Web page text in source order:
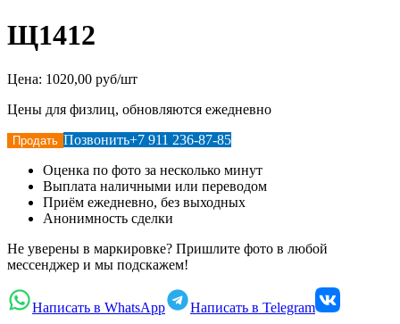
Щ1412
Цена: 1020,00 руб/шт
Цены для физлиц, обновляются ежедневно
Продать Позвонить+7 911 236-87-85
Оценка по фото за несколько минут
Выплата наличными или переводом
Приём ежедневно, без выходных
Анонимность сделки
Не уверены в маркировке? Пришлите фото в любой
мессенджер и мы подскажем!
Написать в WhatsApp
Написать в Telegram